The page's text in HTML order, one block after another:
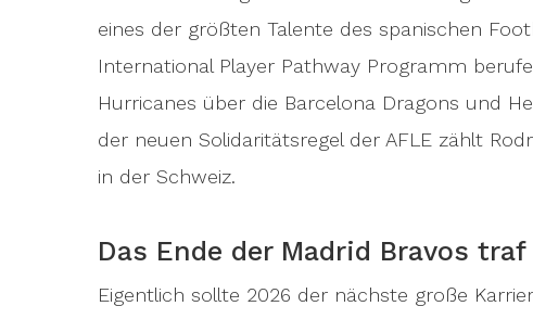
eines der größten Talente des spanischen
International Player Pathway Programm
Hurricanes über die Barcelona Dragons und
der neuen Solidaritätsregel der AFLE zählt
in der Schweiz.
Das Ende der Madrid Bravos
Eigentlich sollte 2026 der nächste große